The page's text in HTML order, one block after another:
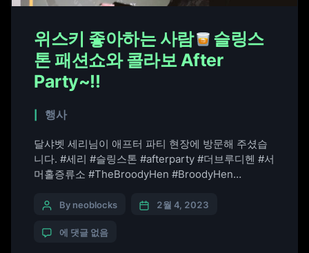
위스키 좋아하는 사람
슬링스
톤 패션쇼와 콜라보 After
Party~!!
행사
달샤벳 세리님이 애프터 파티 현장에 방문해 주셨습
니다. #세리 #슬링스톤 #afterparty #더브루디헨 #서
머홀증류소 #TheBroodyHen #BroodyHen
#Whisky #스카치위스키 #ScotchWhisky
By neoblocks 2월 4, 2023
에 댓글 없음